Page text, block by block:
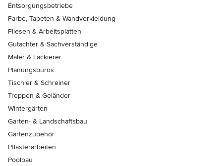
Entsorgungsbetriebe
Farbe, Tapeten & Wandverkleidung
Fliesen & Arbeitsplatten
Gutachter & Sachverständige
Maler & Lackierer
Planungsbüros
Tischler & Schreiner
Treppen & Geländer
Wintergärten
Garten- & Landschaftsbau
Gartenzubehör
Pflasterarbeiten
Poolbau